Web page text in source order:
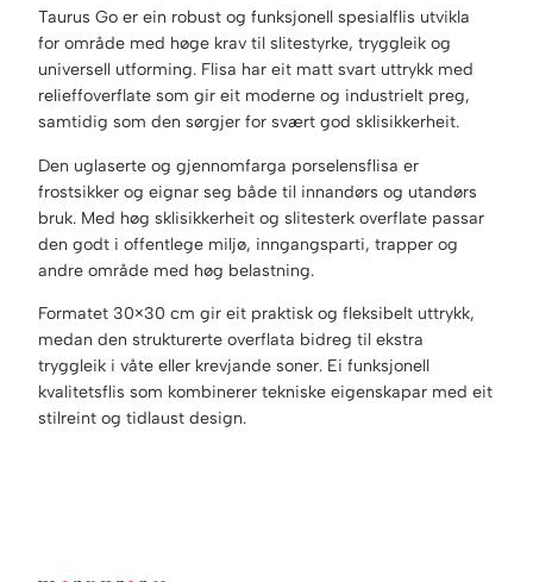
B
l
a
c
k
0
x
3
0
c
a
n
t
a
l
Taurus Go er ein robust og funksjonell spesialflis utvikla
for område med høge krav til slitestyrke, tryggleik og
universell utforming. Flisa har eit matt svart uttrykk med
relieffoverflate som gir eit moderne og industrielt preg,
samtidig som den sørgjer for svært god sklisikkerheit.
Den uglaserte og gjennomfarga porselensflisa er
frostsikker og eignar seg både til innandørs og utandørs
bruk. Med høg sklisikkerheit og slitesterk overflate passar
den godt i offentlege miljø, inngangsparti, trapper og
andre område med høg belastning.
Formatet 30×30 cm gir eit praktisk og fleksibelt uttrykk,
medan den strukturerte overflata bidreg til ekstra
tryggleik i våte eller krevjande soner. Ei funksjonell
kvalitetsflis som kombinerer tekniske eigenskapar med eit
stilreint og tidlaust design.